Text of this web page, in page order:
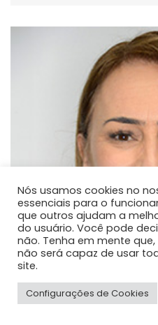
Nós usamos cookies no
essenciais para o
que outros ajudam a
do usuário. Você pode
não. Tenha em mente
não será capaz de usar
site.
Configurações de Cookies